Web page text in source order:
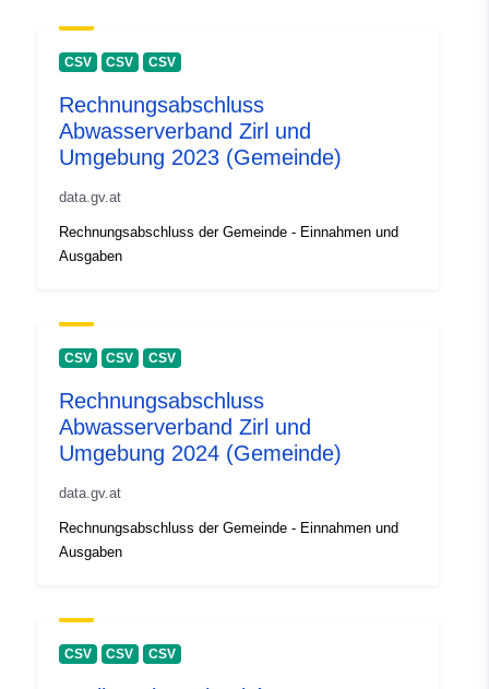
CSV CSV CSV
Rechnungsabschluss
Abwasserverband Zirl und
Umgebung 2023 (Gemeinde)
data.gv.at
Rechnungsabschluss der Gemeinde - Einnahmen und
Ausgaben
CSV CSV CSV
Rechnungsabschluss
Abwasserverband Zirl und
Umgebung 2024 (Gemeinde)
data.gv.at
Rechnungsabschluss der Gemeinde - Einnahmen und
Ausgaben
CSV CSV CSV